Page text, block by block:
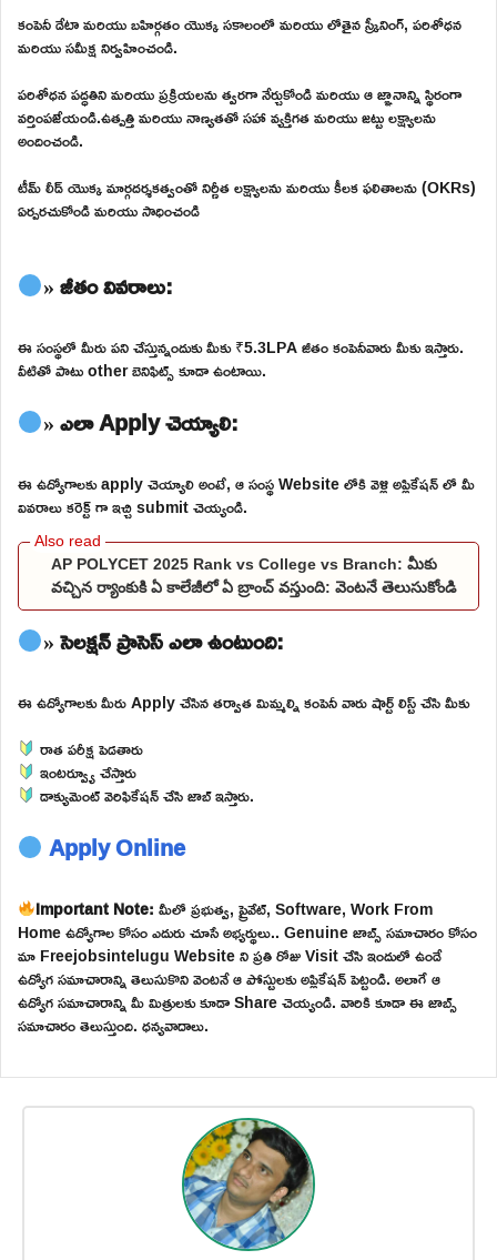
కంపెనీ డేటా మరియు బహిర్గతం యొక్క సకాలంలో మరియు లోతైన స్క్రీనింగ్, పరిశోధన
మరియు సమీక్ష నిర్వహించండి.
పరిశోధన పద్ధతిని మరియు ప్రక్రియలను త్వరగా నేర్చుకోండి మరియు ఆ జ్ఞానాన్ని స్థిరంగా
వర్తింపజేయండి.ఉత్పత్తి మరియు నాణ్యతతో సహా వ్యక్తిగత మరియు జట్టు లక్ష్యాలను
అందించండి.
టీమ్ లీడ్ యొక్క మార్గదర్శకత్వంతో నిర్ణీత లక్ష్యాలను మరియు కీలక ఫలితాలను (OKRs)
ఏర్పరచుకోండి మరియు సాధించండి
» జీతం వివరాలు:
ఈ సంస్థలో మీరు పని చేస్తున్నందుకు మీకు ₹5.3LPA జీతం కంపెనీవారు మీకు ఇస్తారు.
వీటితో పాటు other బెనిఫిట్స్ కూడా ఉంటాయి.
» ఎలా Apply చెయ్యాలి:
ఈ ఉద్యోగాలకు apply చెయ్యాలి అంటే, ఆ సంస్థ Website లోకి వెళ్లి అప్లికేషన్ లో మీ
వివరాలు కరెక్ట్ గా ఇచ్చి submit చెయ్యండి.
AP POLYCET 2025 Rank vs College vs Branch: మీకు
వచ్చిన ర్యాంకుకి ఏ కాలేజీలో ఏ బ్రాంచ్ వస్తుంది: వెంటనే తెలుసుకోండి
» సెలక్షన్ ప్రాసెస్ ఎలా ఉంటుంది:
ఈ ఉద్యోగాలకు మీరు Apply చేసిన తర్వాత మిమ్మల్ని కంపెనీ వారు షార్ట్ లిస్ట్ చేసి మీకు
రాత పరీక్ష పెడతారు
ఇంటర్వ్యూ చేస్తారు
డాక్యుమెంట్ వెరిఫికేషన్ చేసి జాబ్ ఇస్తారు.
Apply Online
Important Note:మీలో ప్రభుత్వ, ప్రైవేట్, Software, Work From
Home ఉద్యోగాల కోసం ఎదురు చూసే అభ్యర్థులు.. Genuine జాబ్స్ సమాచారం కోసం
మా Freejobsintelugu Website ని ప్రతి రోజు Visit చేసి ఇందులో ఉండే
ఉద్యోగ సమాచారాన్ని తెలుసుకొని వెంటనే ఆ పోస్టులకు అప్లికేషన్ పెట్టండి. అలాగే ఆ
ఉద్యోగ సమాచారాన్ని మీ మిత్రులకు కూడా Share చెయ్యండి. వారికి కూడా ఈ జాబ్స్
సమాచారం తెలుస్తుంది. ధన్యవాదాలు.